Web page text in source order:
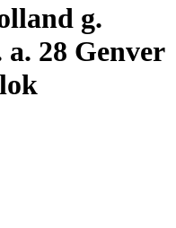
g.
28 Genver